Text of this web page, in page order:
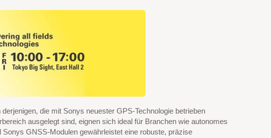
die mit Sonys neuester GPS-Technologie betrieben
ausgelegt sind, eignen sich ideal für Branchen wie autonomes
GNSS-Modulen gewährleistet eine robuste, präzise